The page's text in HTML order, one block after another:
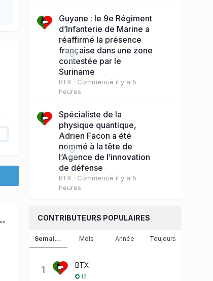
0
Guyane : le 9e Régiment
d’Infanterie de Marine a
réaffirmé la présence
française dans une zone
contestée par le
Suriname
BTX · Commencé il y a 5
heures
0
Spécialiste de la
physique quantique,
Adrien Facon a été
nommé à la tête de
l’Agence de l’innovation
de défense
BTX · Commencé il y a 5
heures
CONTRIBUTEURS POPULAIRES
Semaine Mois Année Toujours
1 BTX
13